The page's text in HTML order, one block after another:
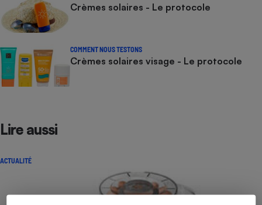
Crèmes solaires - Le protocole
COMMENT NOUS TESTONS
Crèmes solaires visage - Le protocole
Lire aussi
ACTUALITÉ